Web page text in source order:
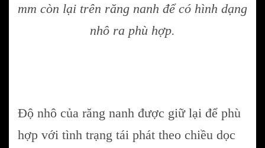
mm còn lại trên răng nanh để có hình dạng
nhô ra phù hợp.
Độ nhô của răng nanh được giữ lại để phù
hợp với tình trạng tái phát theo chiều dọc